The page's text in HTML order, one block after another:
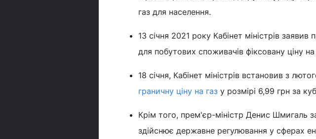
газ для населення.
13 січня 2021 року Кабінет міністрів
для побутових споживачів фіксовану ціну
18 січня, Кабінет міністрів встановив з
граничну ціну на газ у розмірі 6,99 грн за
Крім того, прем'єр-міністр Денис Шмигаль
здійснює державне регулювання у сферах